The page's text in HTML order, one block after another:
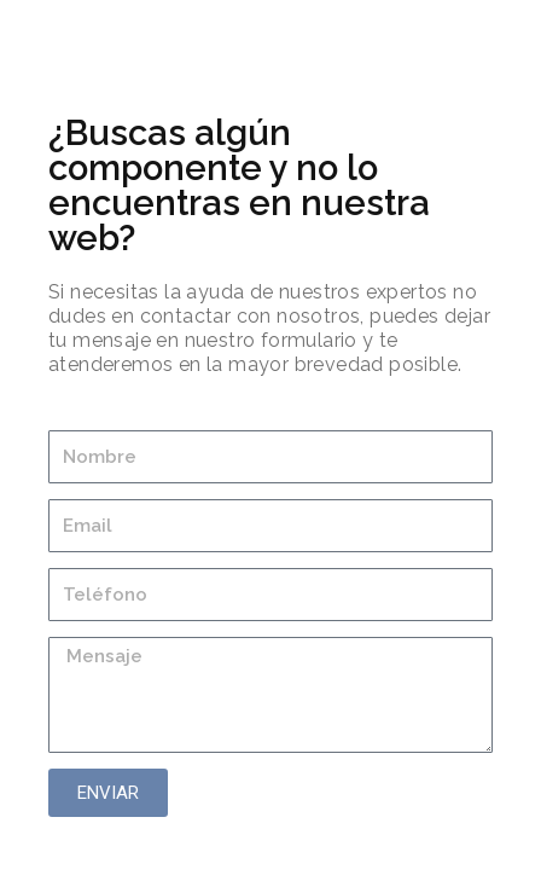
¿Buscas algún
componente y no lo
encuentras en nuestra
web?
Si necesitas la ayuda de nuestros expertos no
dudes en contactar con nosotros, puedes dejar
tu mensaje en nuestro formulario y te
atenderemos en la mayor brevedad posible.
ENVIAR